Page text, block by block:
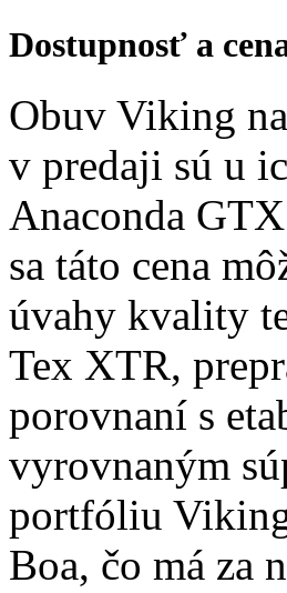
Dostupnosť a
Obuv Viking
v predaji sú u
Anaconda
sa táto cena
úvahy kvality
Tex XTR,
porovnaní s
vyrovnaným
portfóliu
Boa, čo má za